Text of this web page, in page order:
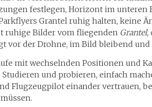
festlegen, Horizont im unteren
Grantel ruhig halten, keine
ruhige Bilder vom fliegenden Grantel,
vor der Drohne, im Bild bleibend
mit wechselnden Positionen und
und probieren, einfach
Flugzeugpilot einander vertrauen,